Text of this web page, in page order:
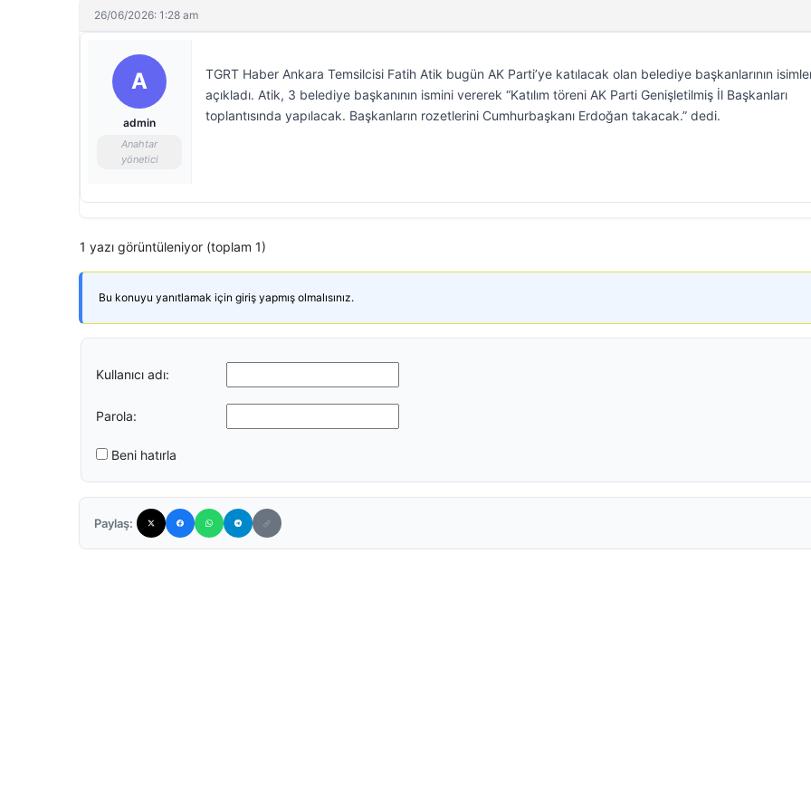
26/06/2026: 1:28 am
A
admin
Anahtar
yönetici
TGRT Haber Ankara Temsilcisi Fatih Atik bugün AK Parti’ye katılacak olan belediye başkanlarının
açıkladı. Atik, 3 belediye başkanının ismini vererek “Katılım töreni AK Parti Genişletilmiş İl Başkanları
toplantısında yapılacak. Başkanların rozetlerini Cumhurbaşkanı Erdoğan takacak.” dedi.
1 yazı görüntüleniyor (toplam 1)
Bu konuyu yanıtlamak için giriş yapmış olmalısınız.
Kullanıcı adı:
Parola:
Beni hatırla
Paylaş: